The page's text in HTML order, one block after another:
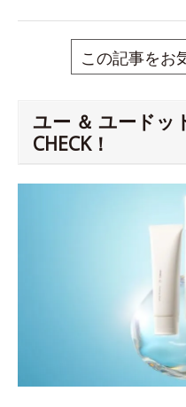
この記事をお
ユー ＆ ユードッ
CHECK！